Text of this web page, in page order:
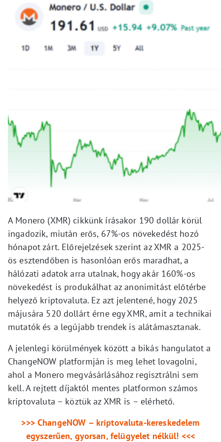
A Monero (XMR) cikkünk írásakor 190 dollár körül
ingadozik, miután erős, 67%-os növekedést hozó
hónapot zárt. Előrejelzések szerint az XMR a 2025-
ös esztendőben is hasonlóan erős maradhat, a
hálózati adatok arra utalnak, hogy akár 160%-os
növekedést is produkálhat az anonimitást előtérbe
helyező kriptovaluta. Ez azt jelentené, hogy 2025
májusára 520 dollárt érne egy XMR, amit a technikai
mutatók és a legújabb trendek is alátámasztanak.
A jelenlegi körülmények között a bikás hangulatot a
ChangeNOW platformján is meg lehet lovagolni,
ahol a Monero megvásárlásához regisztrálni sem
kell. A rejtett díjaktól mentes platformon számos
kriptovaluta – köztük az XMR is – elérhető.
>>> ChangeNOW – kriptovaluta-kereskedelem
egyszerűen, gyorsan, felügyelet nélkül! <<<